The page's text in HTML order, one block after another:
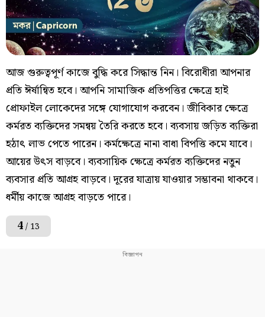
আজ গুরুত্বপূর্ণ কাজে বুদ্ধি করে সিদ্ধান্ত নিন। বিরোধীরা আপনার
প্রতি ঈর্ষান্বিত হবে। আপনি সামাজিক প্রতিপত্তির ক্ষেত্রে হাই
প্রোফাইল লোকেদের সঙ্গে যোগাযোগ করবেন। জীবিকার ক্ষেত্রে
কর্মরত ব্যক্তিদের সমন্বয় তৈরি করতে হবে। ব্যবসায় জড়িত ব্যক্তিরা
হঠাৎ লাভ পেতে পারেন। কর্মক্ষেত্রে নানা বাধা বিপত্তি কমে যাবে।
আয়ের উৎস বাড়বে। ব্যবসায়িক ক্ষেত্রে কর্মরত ব্যক্তিদের নতুন
ব্যবসার প্রতি আগ্রহ বাড়বে। দূরের যাত্রায় যাওয়ার সম্ভাবনা থাকবে।
ধর্মীয় কাজে আগ্রহ বাড়তে পারে।
4/ 13